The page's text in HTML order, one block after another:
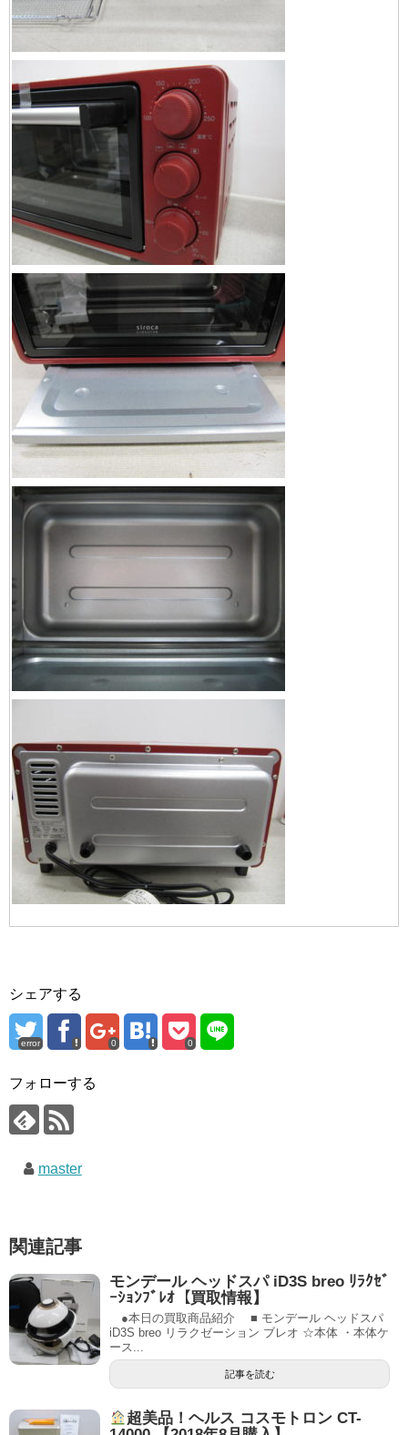
シェアする
error 0 0
フォローする
master
関連記事
モンデール ヘッドスパ iD3S breo ﾘﾗｸｾﾞ
ｰｼｮﾝﾌﾞﾚｵ【買取情報】
●本日の買取商品紹介 ■ モンデール ヘッドスパ
iD3S breo リラクゼーション ブレオ ☆本体 ・本体ケ
ース...
記事を読む
超美品！ヘルス コスモトロン CT-